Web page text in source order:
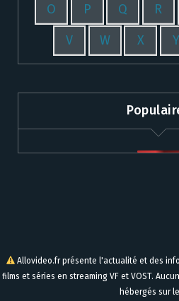
O P Q R
V W X Y
Allovideo.fr présente l'actualité et des
films et séries en streaming VF et VOST.
hébergés sur